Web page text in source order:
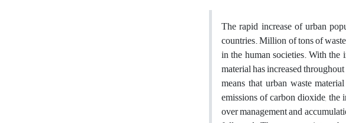
The rapid increase of urban
countries. Million of tons of
in the human societies. With
material has increased
means that urban waste
emissions of carbon dioxide,
over management and